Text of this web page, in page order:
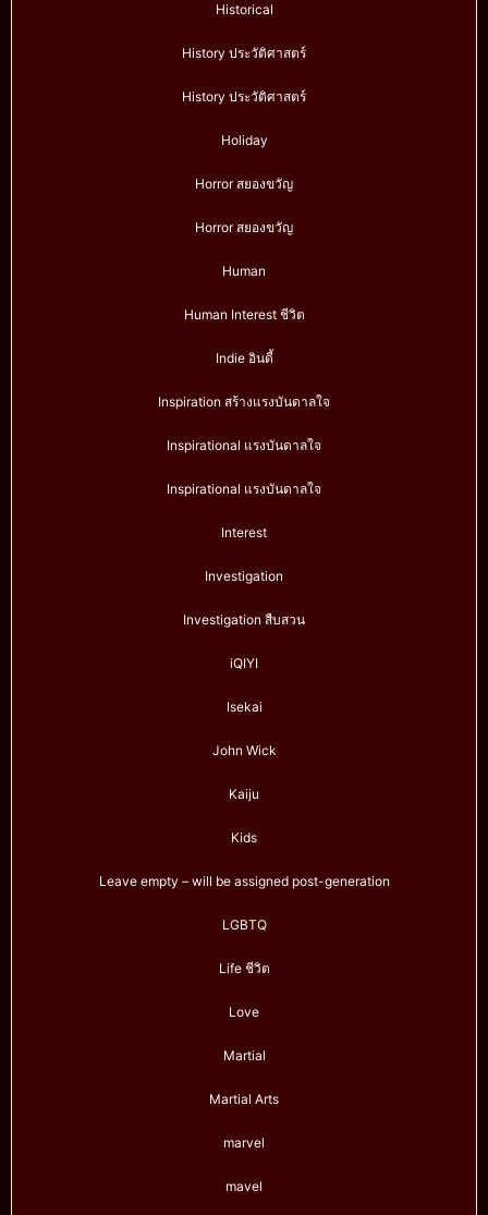
Historical
History ประวัติศาสตร์
History ประวัติศาสตร์
Holiday
Horror สยองขวัญ
Horror สยองขวัญ
Human
Human Interest ชีวิต
Indie อินดี้
Inspiration สร้างแรงบันดาลใจ
Inspirational แรงบันดาลใจ
Inspirational แรงบันดาลใจ
Interest
Investigation
Investigation สืบสวน
iQIYI
Isekai
John Wick
Kaiju
Kids
Leave empty – will be assigned post-generation
LGBTQ
Life ชีวิต
Love
Martial
Martial Arts
marvel
mavel